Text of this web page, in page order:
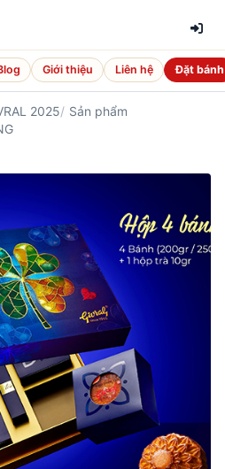
Giới thiệu Liên hệ Đặt bánh
2025
Sản phẩm